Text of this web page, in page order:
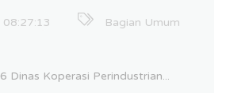
Bagian Umum
Dinas Koperasi Perindustrian...